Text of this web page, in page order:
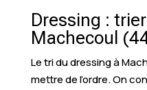
Dressing :
Machecoul
Le tri du dressing à
mettre de l’ordre. On